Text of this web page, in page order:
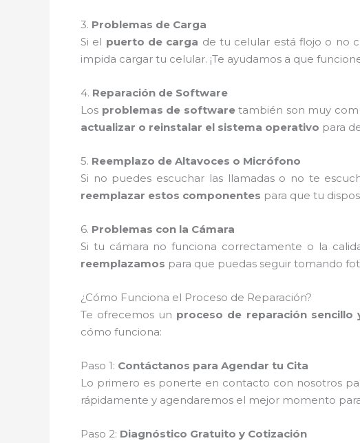
3. Problemas de Carga
Si el puerto de carga de tu celular está flojo o no
impida cargar tu celular. ¡Te ayudamos a que
4. Reparación de Software
Los problemas de softwaretambién son muy
actualizar o reinstalar el sistema operativo para
5. Reemplazo de Altavoces o Micrófono
Si no puedes escuchar las llamadas o no te
reemplazar estos componentes para que tu
6. Problemas con la Cámara
Si tu cámara no funciona correctamente o la
reemplazamos para que puedas seguir tomando
¿Cómo Funciona el Proceso de Reparación?
Te ofrecemos un proceso de reparación sencillo
cómo funciona:
Paso 1: Contáctanos para Agendar tu Cita
Lo primero es ponerte en contacto con nosotros
rápidamente y agendaremos el mejor momento
Paso 2: Diagnóstico Gratuito y Cotización